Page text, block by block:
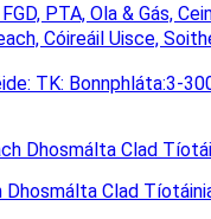
PTA, Ola & Gás,
Cóireáil Uisce,
TK: Bonnphláta:3-
Dhosmálta Clad